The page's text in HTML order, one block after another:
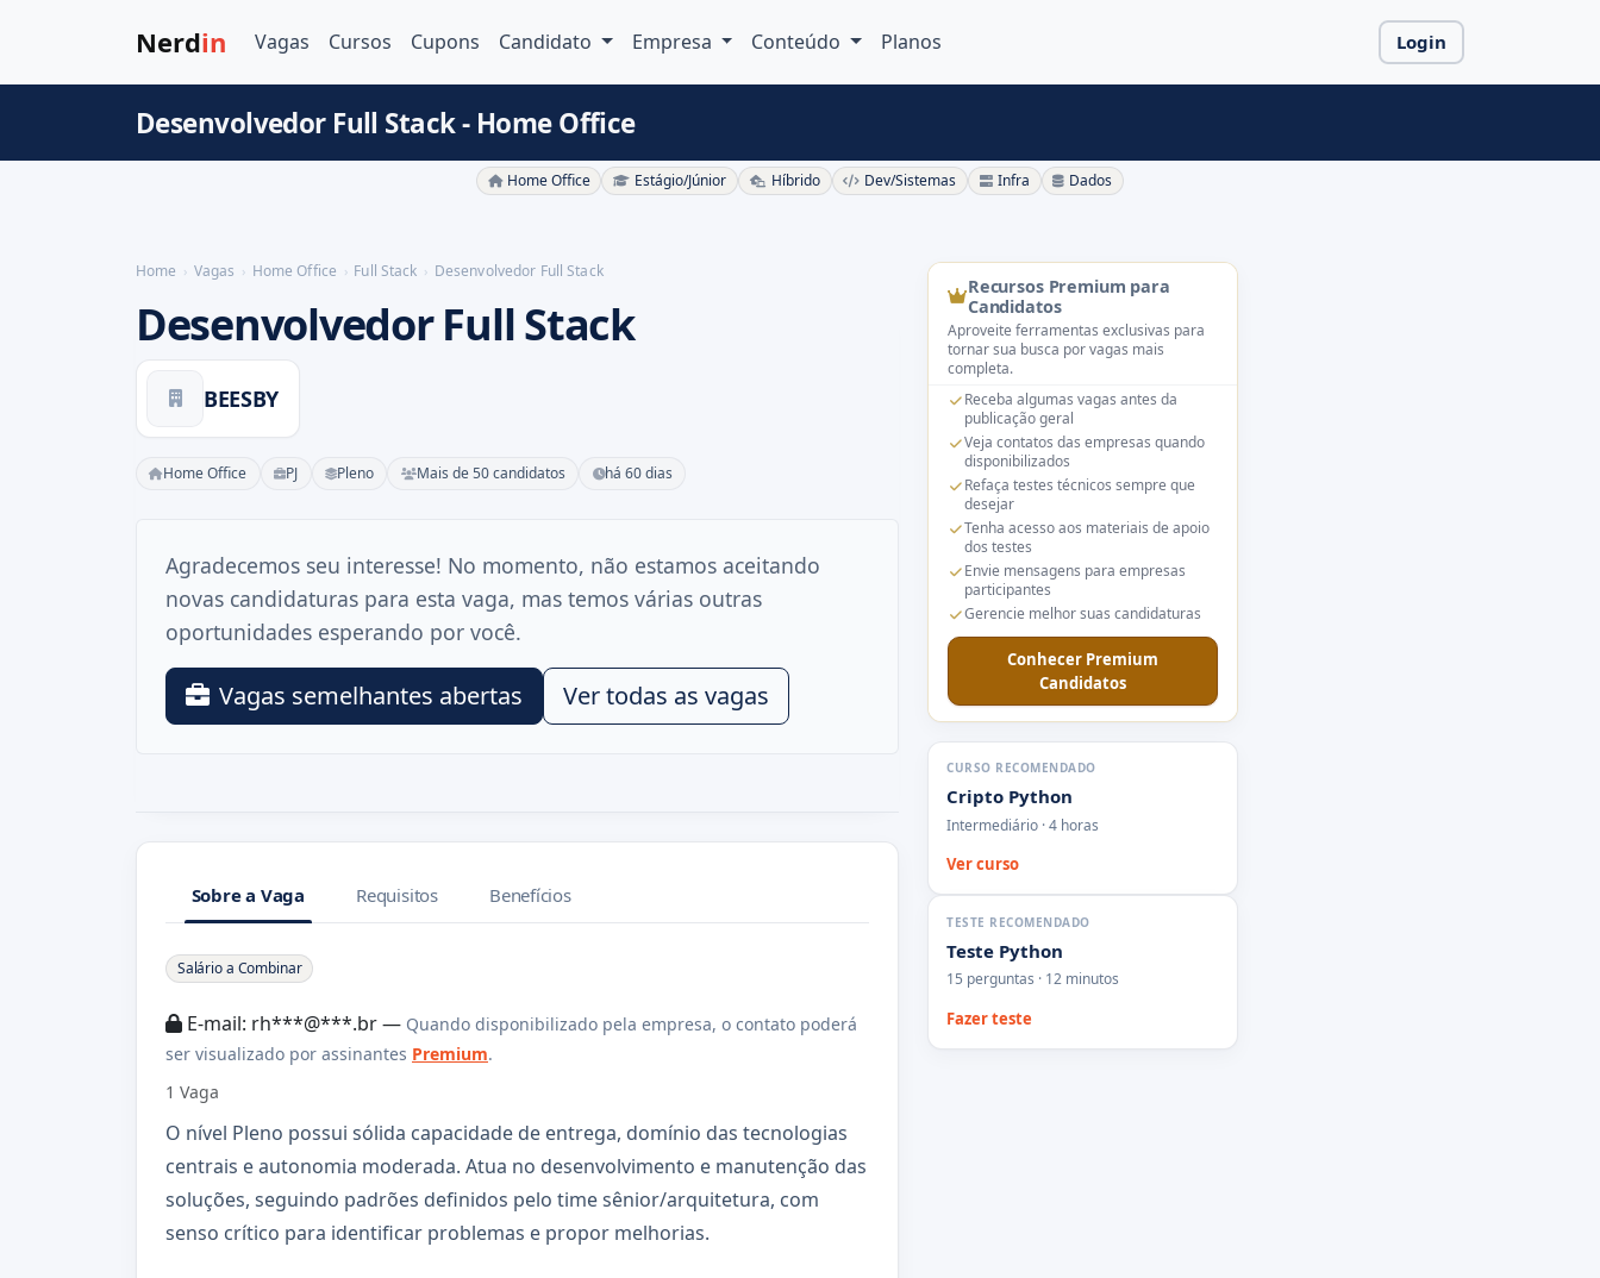
Nerdin Vagas Cursos Cupons Candidato Empresa Conteúdo Planos Login
Desenvolvedor Full Stack - Home Office
Home Office Estágio/Júnior Híbrido Dev/Sistemas Infra Dados
Home Vagas Home Office Full Stack Desenvolvedor Full Stack
Desenvolvedor Full Stack
BEESBY
Home Office PJ Pleno Mais de 50 candidatos há 60 dias
Agradecemos seu interesse! No momento, não estamos aceitando
novas candidaturas para esta vaga, mas temos várias outras
oportunidades esperando por você.
Vagas semelhantes abertas Ver todas as vagas
Sobre a Vaga Requisitos Benefícios
Sobre a Vaga
Salário a Combinar
E-mail: rh***@***.br — Quando disponibilizado pela empresa, o contato poderá
ser visualizado por assinantes Premium.
1 Vaga
O nível Pleno possui sólida capacidade de entrega, domínio das tecnologias
centrais e autonomia moderada. Atua no desenvolvimento e manutenção das
soluções, seguindo padrões definidos pelo time sênior/arquitetura, com
senso crítico para identificar problemas e propor melhorias.
Recursos Premium para
Candidatos
Aproveite ferramentas exclusivas para
tornar sua busca por vagas mais
completa.
Receba algumas vagas antes da
publicação geral
Veja contatos das empresas quando
disponibilizados
Refaça testes técnicos sempre que
desejar
Tenha acesso aos materiais de apoio
dos testes
Envie mensagens para empresas
participantes
Gerencie melhor suas candidaturas
Conhecer Premium
Candidatos
CURSO RECOMENDADO
Cripto Python
Intermediário · 4 horas
Ver curso
TESTE RECOMENDADO
Teste Python
15 perguntas · 12 minutos
Fazer teste